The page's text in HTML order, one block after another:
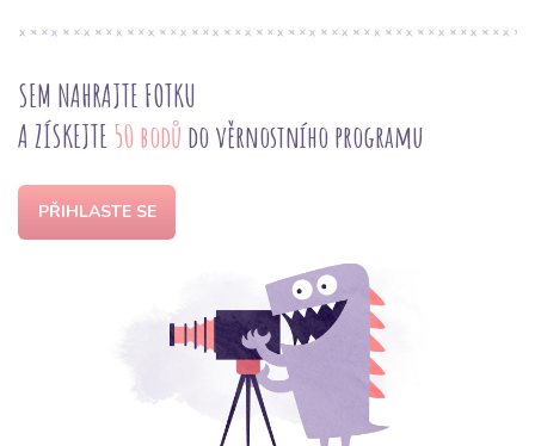
SEM NAHRAJTE FOTKU
A ZÍSKEJTE 50 bodů do věrnostního programu
PŘIHLASTE SE